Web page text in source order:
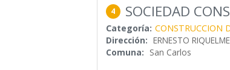
4 SOCIEDAD
Categoría: CONSTRUCCION
Dirección: ERNESTO
Comuna: San Carlos